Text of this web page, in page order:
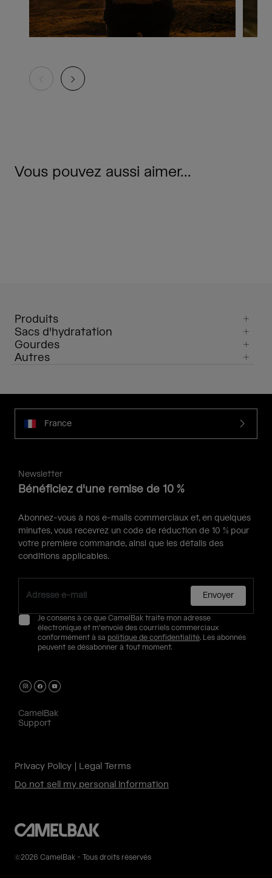
Vous pouvez aussi aimer...
Produits
Sacs d'hydratation
Gourdes
Autres
France
Newsletter
Bénéficiez d'une remise de 10 %
Abonnez-vous à nos e-mails commerciaux et, en quelques
minutes, vous recevrez un code de réduction de 10 % pour
votre première commande, ainsi que les détails des
conditions applicables.
Envoyer
Je consens à ce que CamelBak traite mon adresse
électronique et m'envoie des courriels commerciaux
conformément à sa politique de confidentialité. Les abonnés
peuvent se désabonner à tout moment.
CamelBak
Support
Privacy Policy
Legal Terms
Do not sell my personal information
©2026 CamelBak - Tous droits réservés